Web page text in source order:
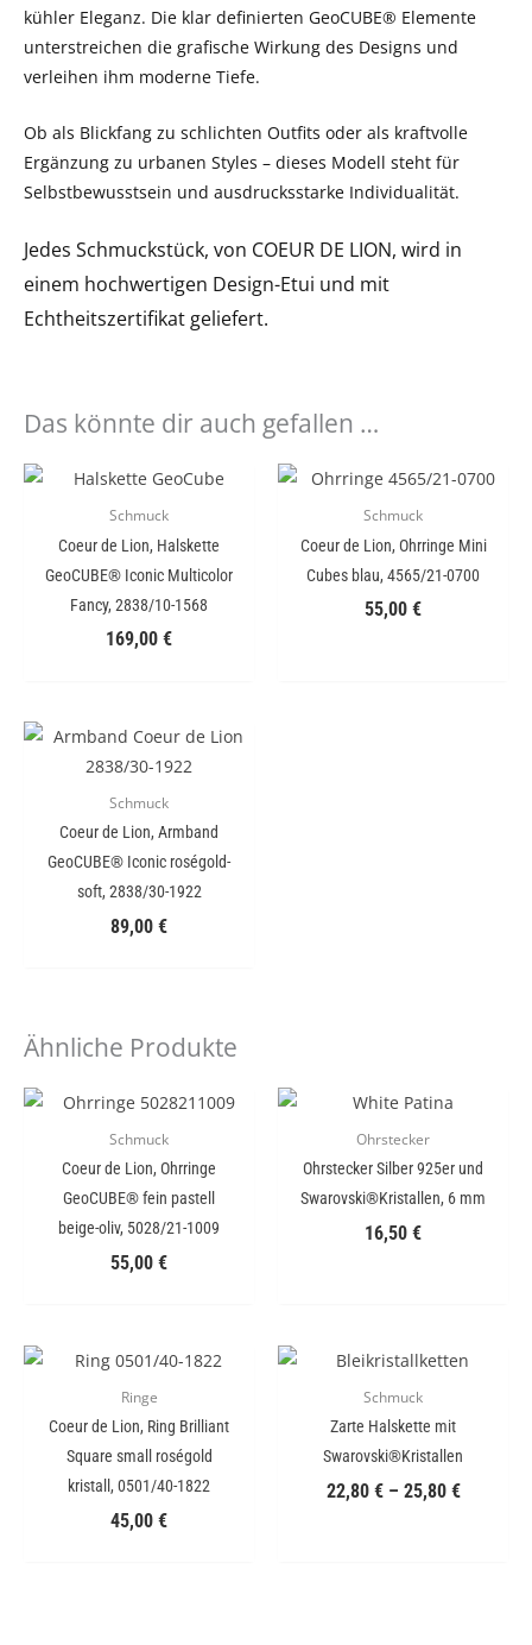
kühler Eleganz. Die klar definierten GeoCUBE® Elemente
unterstreichen die grafische Wirkung des Designs und
verleihen ihm moderne Tiefe.
Ob als Blickfang zu schlichten Outfits oder als kraftvolle
Ergänzung zu urbanen Styles – dieses Modell steht für
Selbstbewusstsein und ausdrucksstarke Individualität.
Jedes Schmuckstück, von COEUR DE LION, wird in
einem hochwertigen Design-Etui und mit
Echtheitszertifikat geliefert.
Das könnte dir auch gefallen …
Schmuck
Coeur de Lion, Halskette
GeoCUBE® Iconic Multicolor
Fancy, 2838/10-1568
169,00 €
Schmuck
Coeur de Lion, Ohrringe Mini
Cubes blau, 4565/21-0700
55,00 €
Schmuck
Coeur de Lion, Armband
GeoCUBE® Iconic roségold-
soft, 2838/30-1922
89,00 €
Ähnliche Produkte
Schmuck
Coeur de Lion, Ohrringe
GeoCUBE® fein pastell
beige-oliv, 5028/21-1009
55,00 €
Ohrstecker
Ohrstecker Silber 925er und
Swarovski®Kristallen, 6 mm
16,50 €
Ringe
Coeur de Lion, Ring Brilliant
Square small roségold
kristall, 0501/40-1822
45,00 €
Schmuck
Zarte Halskette mit
Swarovski®Kristallen
22,80 €– 25,80 €